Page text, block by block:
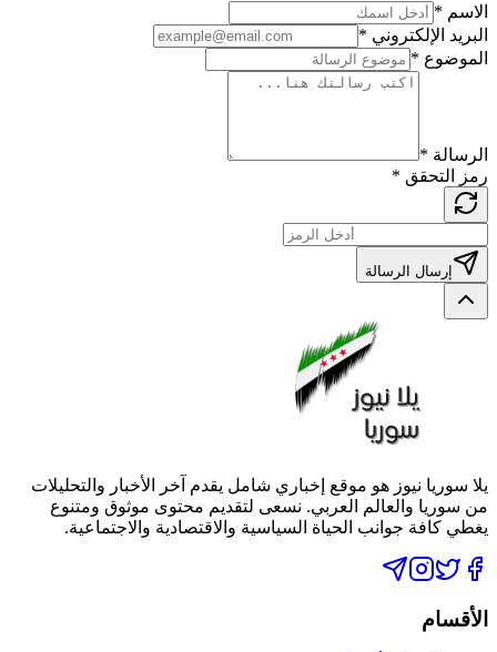
الاسم *
البريد الإلكتروني *
الموضوع *
الرسالة *
رمز التحقق *
إرسال الرسالة
يلا سوريا نيوز هو موقع إخباري شامل يقدم آخر الأخبار والتحليلات
من سوريا والعالم العربي. نسعى لتقديم محتوى موثوق ومتنوع
يغطي كافة جوانب الحياة السياسية والاقتصادية والاجتماعية.
الأقسام